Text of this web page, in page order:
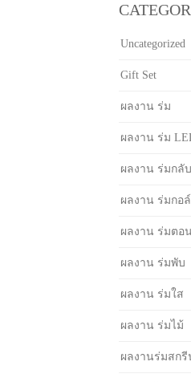
Uncategorized
Gift Set
ผลงาน ร่ม
ผลงาน ร่ม
ผลงาน ร่มกลั
ผลงาน ร่มกอ
ผลงาน ร่มตอ
ผลงาน ร่มพับ
ผลงาน ร่มใส
ผลงาน ร่มไม้
ผลงานร่มสกรี